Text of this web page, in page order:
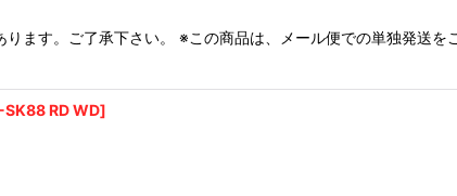
絞り込む
ます。ご了承下さい。 ※この商品は、メール便での単独発送
RD WD]